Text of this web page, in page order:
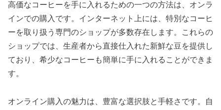
高価なコーヒーを手に入れるための一つの方法は、オンラ
インでの購入です。インターネット上には、特別なコーヒ
ーを取り扱う専門のショップが多数存在します。これらの
ショップでは、生産者から直接仕入れた新鮮な豆を提供し
ており、希少なコーヒーも簡単に手に入れることができま
す。
オンライン購入の魅力は、豊富な選択肢と手軽さです。自